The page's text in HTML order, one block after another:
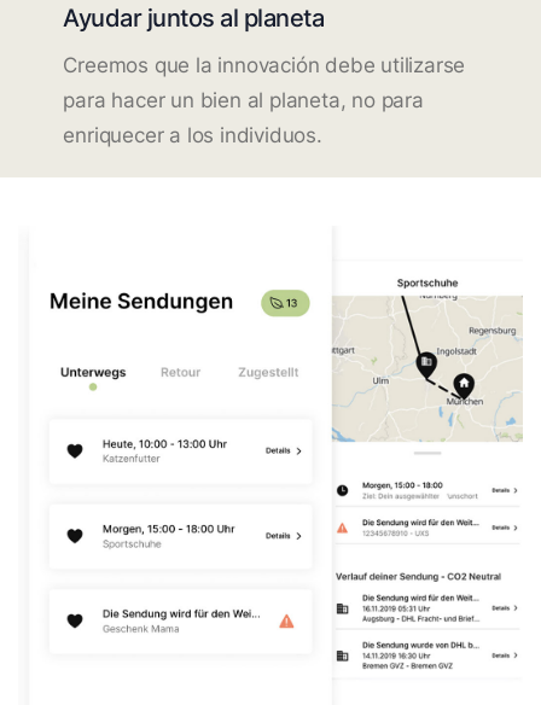
Ayudar juntos al planeta
Creemos que la innovación debe utilizarse
para hacer un bien al planeta, no para
enriquecer a los individuos.